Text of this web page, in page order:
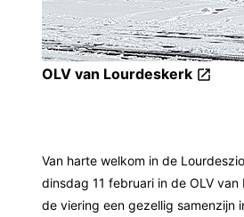
OLV van Lourdeskerk
Van harte welkom in de
dinsdag 11 februari in de OLV van
de viering een gezellig samenzijn